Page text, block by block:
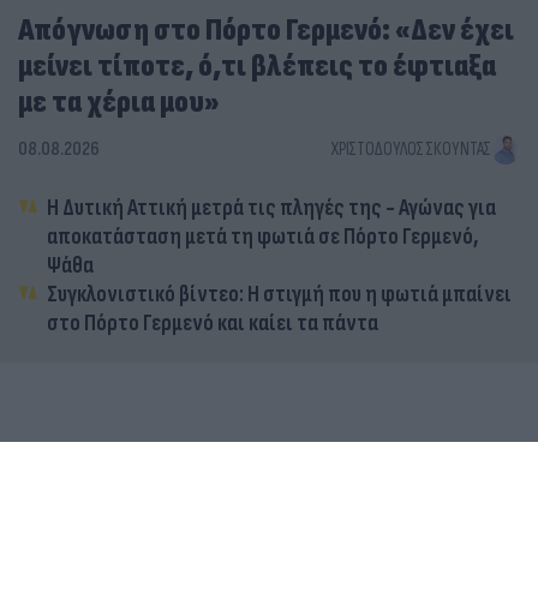
Απόγνωση στο Πόρτο Γερμενό: «Δεν έχει
μείνει τίποτε, ό,τι βλέπεις το έφτιαξα
με τα χέρια μου»
08.08.2026 ΧΡΙΣΤΌΔΟΥΛΟΣ ΣΚΟΎΝΤΑΣ
Η Δυτική Αττική μετρά τις πληγές της - Αγώνας για
αποκατάσταση μετά τη φωτιά σε Πόρτο Γερμενό,
Ψάθα
Συγκλονιστικό βίντεο: Η στιγμή που η φωτιά μπαίνει
στο Πόρτο Γερμενό και καίει τα πάντα